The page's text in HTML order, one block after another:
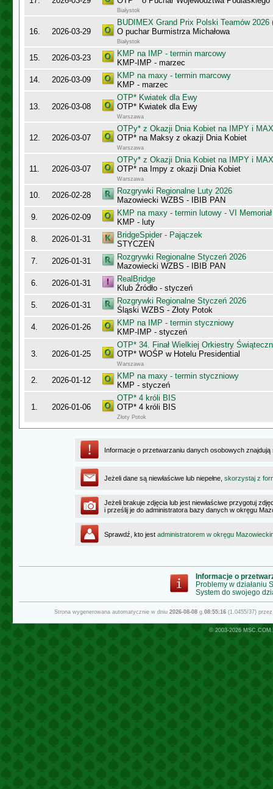
Białystok
16. 2026-03-29
BUDIMEX Grand Prix Polski Teamów 2026
O puchar Burmistrza Michałowa
Białystok
15. 2026-03-23
KMP na IMP - termin marcowy
KMP-IMP - marzec
14.
2026-03-09
KMP na maxy - termin marcowy
KMP - marzec
13. 2026-03-08
OTP* Kwiatek dla Ewy
OTP* Kwiatek dla Ewy
Warszawa
12. 2026-03-07
OTPy* z Okazji Dnia Kobiet na IMPY i
OTP* na Maksy z okazji Dnia Kobiet
Warszawa
11. 2026-03-07
OTPy* z Okazji Dnia Kobiet na IMPY i
OTP* na Impy z okazji Dnia Kobiet
Warszawa
10. 2026-02-28
Rozgrywki Regionalne Luty 2026
Mazowiecki WZBS - IBIB PAN
9.
2026-02-09
KMP na maxy - termin lutowy - VI
KMP - luty
8.
2026-01-31
BridgeSpider - Pajączek
STYCZEŃ
7.
2026-01-31
Rozgrywki Regionalne Styczeń 2026
Mazowiecki WZBS - IBIB PAN
6.
2026-01-31
RealBridge
Klub Źródło - styczeń
5.
2026-01-31
Rozgrywki Regionalne Styczeń 2026
Śląski WZBS - Złoty Potok
4.
2026-01-26
KMP na IMP - termin styczniowy
KMP-IMP - styczeń
3. 2026-01-25
OTP* 34. Finał Wielkiej Orkiestry
OTP* WOŚP w Hotelu Presidential
Warszawa
2. 2026-01-12
KMP na maxy - termin styczniowy
KMP - styczeń
1. 2026-01-06
OTP* 4 króli BIS
OTP* 4 króli BIS
Złoty Potok
Informacje o przetwarzaniu danych osobowych
Jeżeli dane są niewłaściwe lub niepełne, skorzystaj z
Jeżeli brakuje zdjęcia lub jest niewłaściwe przygotuj
i prześlij je do administratora bazy danych w okręgu
Sprawdź, kto jest administratorem w okręgu
Informacje o
Problemy w działaniu
System do swojego
Strona wygenerowana automatycznie w dniu 2026-08-08g.08:55:16(1.0455/37)
© 2003-2026